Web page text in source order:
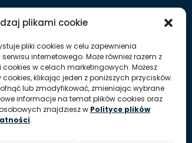
plikami cookie
pliki cookies w celu zapewnienia
internetowego. Może również razem z
w celach marketingowych. Możesz
klikając jeden z poniższych przycisków.
lub zmodyfikować, zmieniając wybrane
informacje na temat plików cookies oraz
znajdziesz w Polityce plików
.